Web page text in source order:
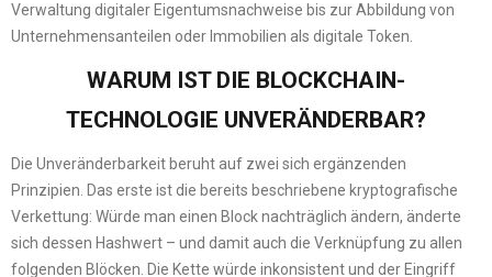
Verwaltung digitaler Eigentumsnachweise bis zur Abbildung von
Unternehmensanteilen oder Immobilien als digitale Token.
WARUM IST DIE BLOCKCHAIN-
TECHNOLOGIE UNVERÄNDERBAR?
Die Unveränderbarkeit beruht auf zwei sich ergänzenden
Prinzipien. Das erste ist die bereits beschriebene kryptografische
Verkettung: Würde man einen Block nachträglich ändern, änderte
sich dessen Hashwert – und damit auch die Verknüpfung zu allen
folgenden Blöcken. Die Kette würde inkonsistent und der Eingriff